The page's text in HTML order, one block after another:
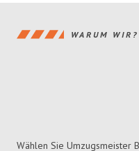
WARUM WIR?
Wählen Sie Umzugsmeister